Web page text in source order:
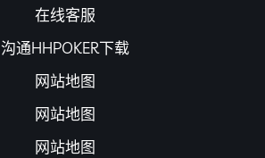
在线客服
沟通HHPOKER下载
网站地图
网站地图
网站地图